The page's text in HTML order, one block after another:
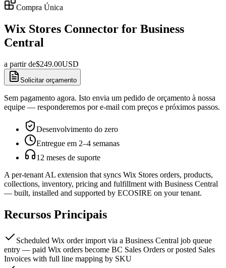
Compra Única
Wix Stores Connector for Business
Central
a partir de$249.00USD
Solicitar orçamento
Sem pagamento agora. Isto envia um pedido de orçamento à nossa
equipe — responderemos por e-mail com preços e próximos passos.
Desenvolvimento do zero
Entregue em 2–4 semanas
12 meses de suporte
A per-tenant AL extension that syncs Wix Stores orders, products,
collections, inventory, pricing and fulfillment with Business Central
— built, installed and supported by ECOSIRE on your tenant.
Recursos Principais
Scheduled Wix order import via a Business Central job queue
entry — paid Wix orders become BC Sales Orders or posted Sales
Invoices with full line mapping by SKU